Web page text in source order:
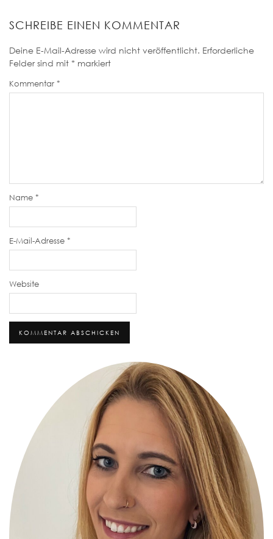
SCHREIBE EINEN KOMMENTAR
Deine E-Mail-Adresse wird nicht veröffentlicht. Erforderliche
Felder sind mit * markiert
Kommentar *
Name *
E-Mail-Adresse *
Website